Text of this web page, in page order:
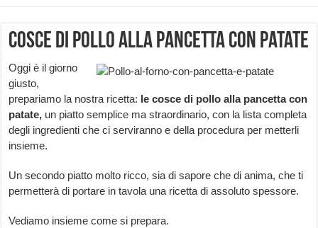
Cosce di pollo alla pancetta con patate
Oggi è il giorno
giusto,
prepariamo la nostra ricetta: le cosce di pollo alla pancetta con
patate, un piatto semplice ma straordinario, con la lista completa
degli ingredienti che ci serviranno e della procedura per metterli
insieme.
Un secondo piatto molto ricco, sia di sapore che di anima, che ti
permetterà di portare in tavola una ricetta di assoluto spessore.
Vediamo insieme come si prepara.